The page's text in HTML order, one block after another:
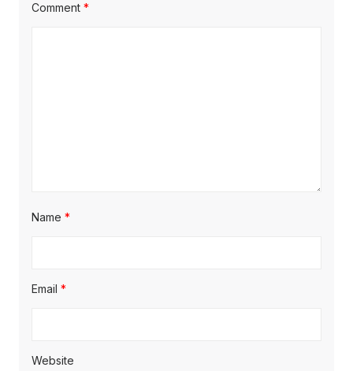
Comment *
Name *
Email *
Website